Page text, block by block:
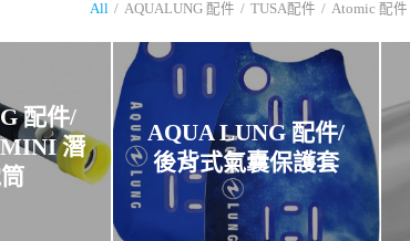
All / AQUALUNG 配件 / TUSA配件 / Atomic 配件
配件/
潛
AQUA LUNG 配件/
後背式氣囊保護套